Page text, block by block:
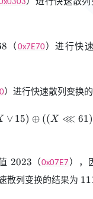
（ 0x7E70）进行快
）进行快速散列变换
∨ 15) ⊕ ((X ⋘ 61)
2023
2023 （0x07E7 ），
散列变换的结果为